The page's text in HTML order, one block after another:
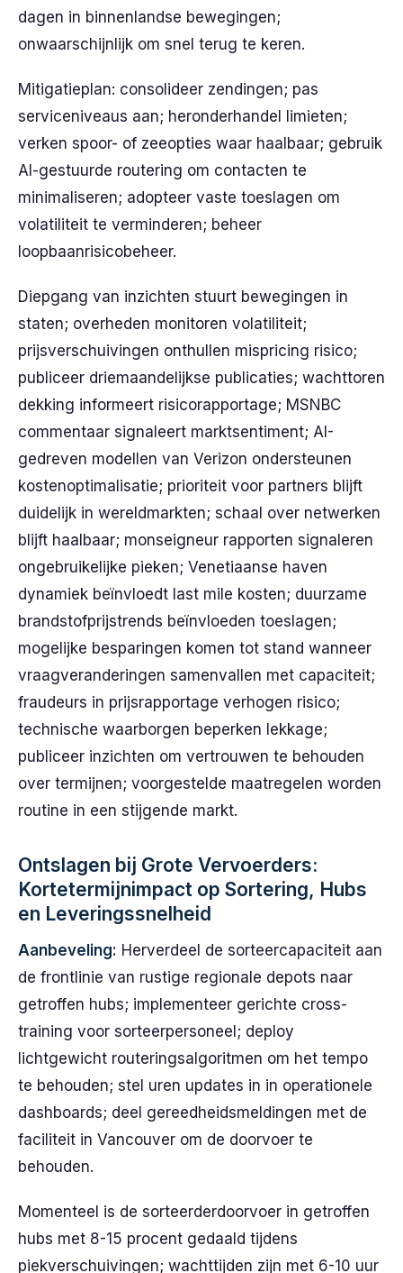
dagen in binnenlandse bewegingen;
onwaarschijnlijk om snel terug te keren.
Mitigatieplan: consolideer zendingen; pas
serviceniveaus aan; heronderhandel limieten;
verken spoor- of zeeopties waar haalbaar; gebruik
AI-gestuurde routering om contacten te
minimaliseren; adopteer vaste toeslagen om
volatiliteit te verminderen; beheer
loopbaanrisicobeheer.
Diepgang van inzichten stuurt bewegingen in
staten; overheden monitoren volatiliteit;
prijsverschuivingen onthullen mispricing risico;
publiceer driemaandelijkse publicaties; wachttoren
dekking informeert risicorapportage; MSNBC
commentaar signaleert marktsentiment; AI-
gedreven modellen van Verizon ondersteunen
kostenoptimalisatie; prioriteit voor partners blijft
duidelijk in wereldmarkten; schaal over netwerken
blijft haalbaar; monseigneur rapporten signaleren
ongebruikelijke pieken; Venetiaanse haven
dynamiek beïnvloedt last mile kosten; duurzame
brandstofprijstrends beïnvloeden toeslagen;
mogelijke besparingen komen tot stand wanneer
vraagveranderingen samenvallen met capaciteit;
fraudeurs in prijsrapportage verhogen risico;
technische waarborgen beperken lekkage;
publiceer inzichten om vertrouwen te behouden
over termijnen; voorgestelde maatregelen worden
routine in een stijgende markt.
Ontslagen bij Grote Vervoerders:
Kortetermijnimpact op Sortering, Hubs
en Leveringssnelheid
Aanbeveling: Herverdeel de sorteercapaciteit aan
de frontlinie van rustige regionale depots naar
getroffen hubs; implementeer gerichte cross-
training voor sorteerpersoneel; deploy
lichtgewicht routeringsalgoritmen om het tempo
te behouden; stel uren updates in in operationele
dashboards; deel gereedheidsmeldingen met de
faciliteit in Vancouver om de doorvoer te
behouden.
Momenteel is de sorteerderdoorvoer in getroffen
hubs met 8-15 procent gedaald tijdens
piekverschuivingen; wachttijden zijn met 6-10 uur